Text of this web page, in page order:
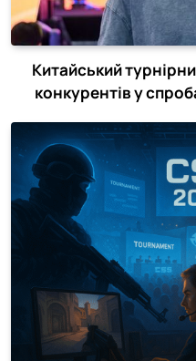
Китайський
конкурентів у